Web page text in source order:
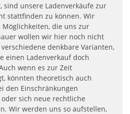
sind unsere Ladenverkäufe zur
stattfinden zu können. Wir
die uns zur
wollen wir hier noch nicht
denkbare Varianten,
einen Ladenverkauf doch
wenn es zur Zeit
könnten theoretisch auch
den Einschränkungen
sich neue rechtliche
Wir werden uns so aufstellen,